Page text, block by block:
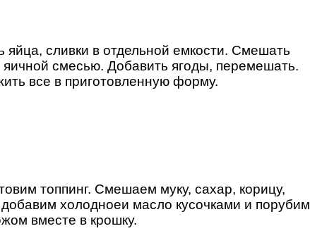
яйца, сливки в отдельной емкости. Смешать
яичной смесью. Добавить ягоды, перемешать.
все в приготовленную форму.
топпинг. Смешаем муку, сахар, корицу,
холодноеи масло кусочками и порубим
вместе в крошку.